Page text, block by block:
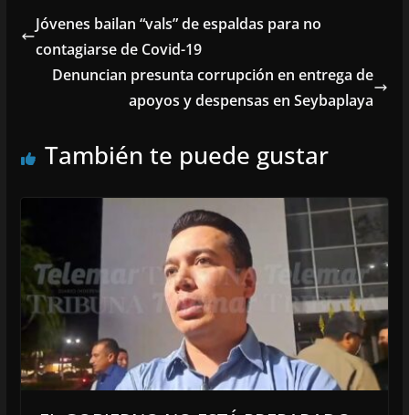
Jóvenes bailan “vals” de espaldas para no
contagiarse de Covid-19
Denuncian presunta corrupción en entrega de
apoyos y despensas en Seybaplaya
También te puede gustar